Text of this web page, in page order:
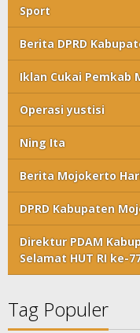
Sport
Berita DPRD
Iklan Cukai Pemkab
Operasi yustisi
Ning Ita
Berita Mojokerto
DPRD Kabupaten
Direktur PDAM
Selamat HUT RI ke-
Tag Populer